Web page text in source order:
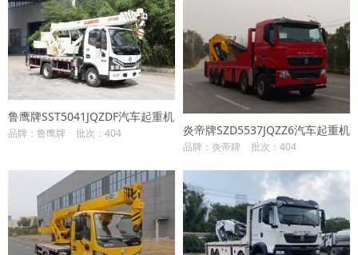
鲁鹰牌SST5041JQZDF汽车起重机
品牌：鲁鹰牌 批次：404 炎帝牌SZD5537JQZZ6汽车起重机
品牌：炎帝牌 批次：404